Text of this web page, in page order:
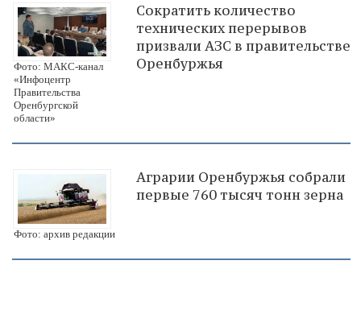
Фото: МАКС-канал
«Инфоцентр
Правительства
Оренбургской
области»
Сократить количество
технических перерывов
призвали АЗС в правительстве
Оренбуржья
Фото: архив редакции
Аграрии Оренбуржья собрали
первые 760 тысяч тонн зерна